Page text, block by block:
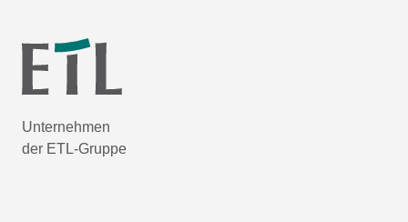
Unternehmen
der ETL-Gruppe